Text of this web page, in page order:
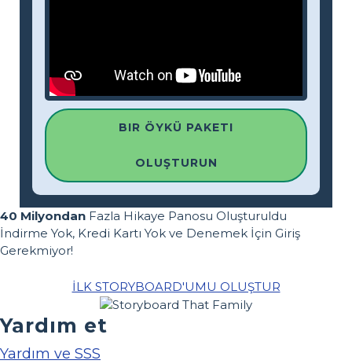
BIR ÖYKÜ PAKETI
OLUŞTURUN
40 Milyondan Fazla Hikaye Panosu Oluşturuldu
İndirme Yok, Kredi Kartı Yok ve Denemek İçin Giriş
Gerekmiyor!
İLK STORYBOARD'UMU OLUŞTUR
Yardım et
Yardım ve SSS